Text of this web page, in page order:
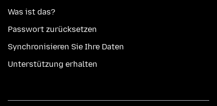
Was ist das?
Passwort zurücksetzen
Synchronisieren Sie Ihre Daten
Unterstützung erhalten